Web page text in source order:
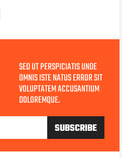
SED UT PERSPICIATIS UNDE
OMNIS ISTE NATUS ERROR SIT
VOLUPTATEM ACCUSANTIUM
DOLOREMQUE.